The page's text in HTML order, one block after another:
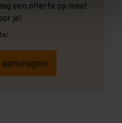
een offerte op maat
je!